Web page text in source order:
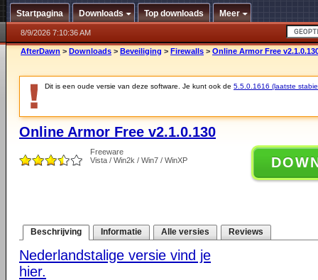
Startpagina Downloads Top downloads Meer
8/9/2026 7:10:36 AM
AfterDawn > Downloads > Beveiliging > Firewalls > Online Armor Free
Dit is een oude versie van deze software. Je kunt ook de 5.5.0.1616 (laatste
Online Armor Free v2.1.0.130
Freeware
Vista / Win2k / Win7 / WinXP
Beschrijving Informatie Alle versies Reviews
Nederlandstalige versie vind je
hier.